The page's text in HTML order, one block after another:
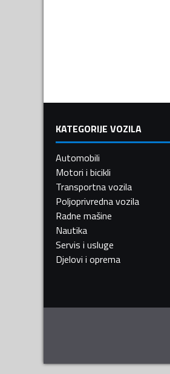
KATEGORIJE VOZILA
Automobili
Motori i bicikli
Transportna vozila
Poljoprivredna vozila
Radne mašine
Nautika
Servis i usluge
Djelovi i oprema